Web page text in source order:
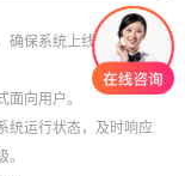
保系统上线后能稳定
向用户。
统运行状态，及时响应